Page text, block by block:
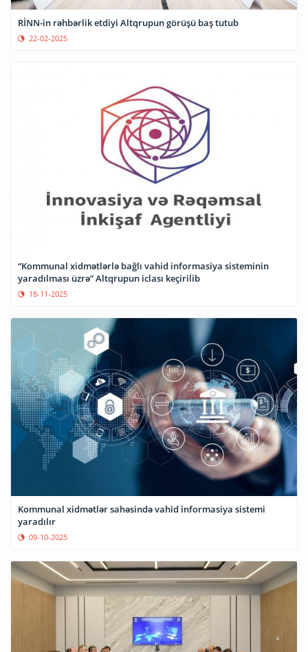
RİNN-in rəhbərlik etdiyi Altqrupun görüşü baş tutub
22-02-2025
“Kommunal xidmətlərlə bağlı vahid informasiya sisteminin
yaradılması üzrə” Altqrupun iclası keçirilib
18-11-2025
Kommunal xidmətlər sahəsində vahid informasiya sistemi
yaradılır
09-10-2025